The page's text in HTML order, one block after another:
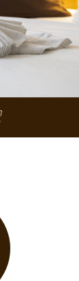
Werbeagentur